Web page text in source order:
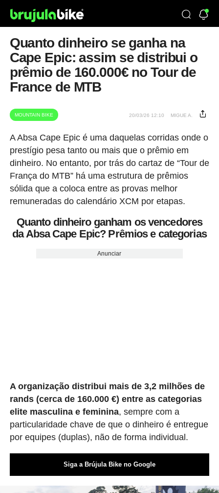
Quanto dinheiro se ganha na
Cape Epic: assim se distribui o
prêmio de 160.000€ no Tour de
France de MTB
MOUNTAIN BIKE 20/03/26 12:10 MIGUE A.
A Absa Cape Epic é uma daquelas corridas onde o
prestígio pesa tanto ou mais que o prêmio em
dinheiro. No entanto, por trás do cartaz de “Tour de
França do MTB” há uma estrutura de prêmios
sólida que a coloca entre as provas melhor
remuneradas do calendário XCM por etapas.
Quanto dinheiro ganham os vencedores
da Absa Cape Epic? Prêmios e categorias
Anunciar
A organização distribui mais de 3,2 milhões de
rands (cerca de 160.000 €) entre as categorias
elite masculina e feminina, sempre com a
particularidade chave de que o dinheiro é entregue
por equipes (duplas), não de forma individual.
Siga a Brújula Bike no Google